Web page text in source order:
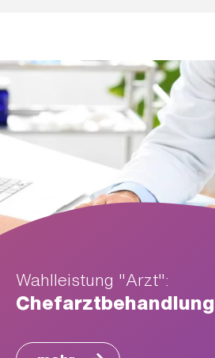
Wahlleistung "Arzt":
Chefarztbehandlung